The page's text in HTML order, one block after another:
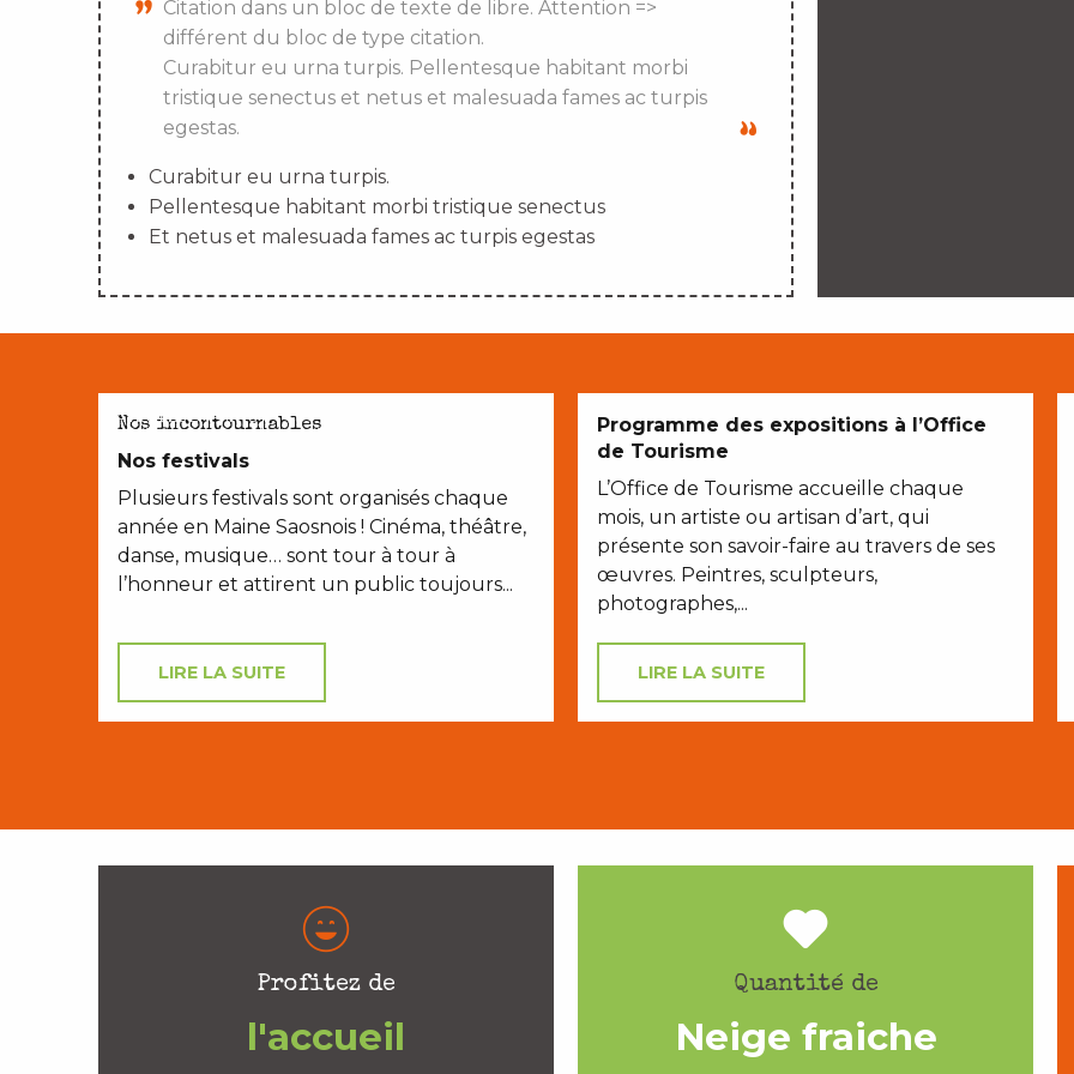
Citation dans un bloc de texte de libre. Attention =>
différent du bloc de type citation.
Curabitur eu urna turpis. Pellentesque habitant morbi
tristique senectus et netus et malesuada fames ac turpis
egestas.
Curabitur eu urna turpis.
Pellentesque habitant morbi tristique senectus
Et netus et malesuada fames ac turpis egestas
AVEC LES ENFANTS
Nos incontournables
Nos festivals
Plusieurs festivals sont organisés chaque
année en Maine Saosnois ! Cinéma, théâtre,
danse, musique… sont tour à tour à
l’honneur et attirent un public toujours...
LIRE LA SUITE
Programme des expositions à l’Office
de Tourisme
L’Office de Tourisme accueille chaque
mois, un artiste ou artisan d’art, qui
présente son savoir-faire au travers de ses
œuvres. Peintres, sculpteurs,
photographes,...
LIRE LA SUITE
Profitez de
l'accueil
Quantité de
Neige fraiche